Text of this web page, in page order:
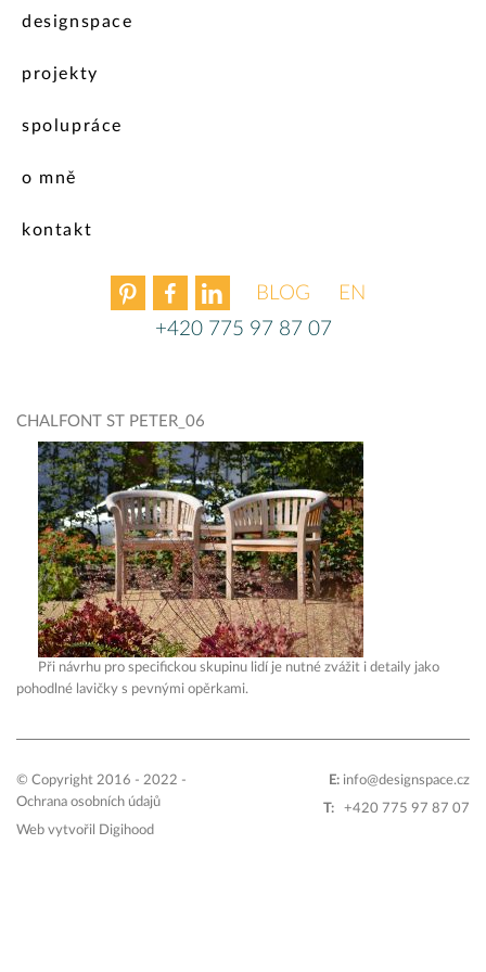
BLOGENGLISH
+420 775 97 87 07
designspace
projekty
spolupráce
o mně
kontakt
CHALFONT ST PETER_06
Při návrhu pro specifickou skupinu lidí je nutné zvážit i detaily jako
pohodlné lavičky s pevnými opěrkami.
© Copyright 2016 - 2022 -
Ochrana osobních údajů
Web vytvořil
Digihood
E: info@designspace.cz
T:
+420 775 97 87 07